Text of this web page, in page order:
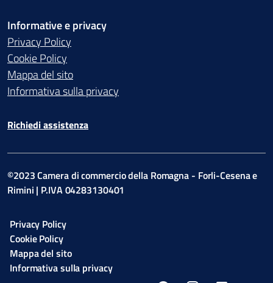
Informative e privacy
Privacy Policy
Cookie Policy
Mappa del sito
Informativa sulla privacy
Richiedi assistenza
©2023 Camera di commercio della Romagna - Forli-Cesena e
Rimini | P.IVA 04283130401
Privacy Policy
Cookie Policy
Mappa del sito
Informativa sulla privacy